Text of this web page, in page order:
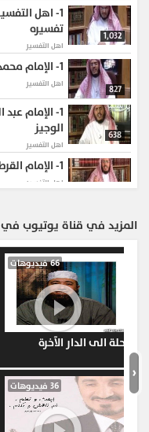
1,032
1- اهل
تفسيره
اهل التفسير
827
1- الإمام
اهل التفسير
638
1- الإمام
الوجيز
اهل التفسير
1- الإمام
اهل التفسير
610
العظيم
اهل التفسير
738
1- الإمام عبد
اهل التفسير
933
1- الإمام جار
اهل التفسير
598
الإمام
اهل التفسير
1,000
الإمام
اهل التفسير
المزيد في قناة يوتيوب في
رحلة الى الدار الآخرة
66 فيديوهات
36 فيديوهات ‹